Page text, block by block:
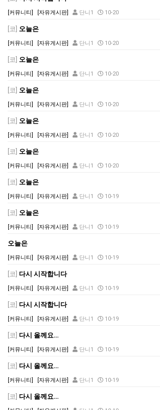
[커뮤니티] [자유게시판] 단니1 10-20
[코] 오늘은
[커뮤니티] [자유게시판] 단니1 10-20
[코] 오늘은
[커뮤니티] [자유게시판] 단니1 10-20
[코] 오늘은
[커뮤니티] [자유게시판] 단니1 10-20
[코] 오늘은
[커뮤니티] [자유게시판] 단니1 10-20
[코] 오늘은
[커뮤니티] [자유게시판] 단니1 10-20
[코] 오늘은
[커뮤니티] [자유게시판] 단니1 10-19
[코] 오늘은
[커뮤니티] [자유게시판] 단니1 10-19
오늘은
[커뮤니티] [자유게시판] 단니1 10-19
[코] 다시 시작합니다
[커뮤니티] [자유게시판] 단니1 10-19
[코] 다시 시작합니다
[커뮤니티] [자유게시판] 단니1 10-19
[코] 다시 올께요…
[커뮤니티] [자유게시판] 단니1 10-19
[코] 다시 올께요…
[커뮤니티] [자유게시판] 단니1 10-19
[코] 다시 올께요…